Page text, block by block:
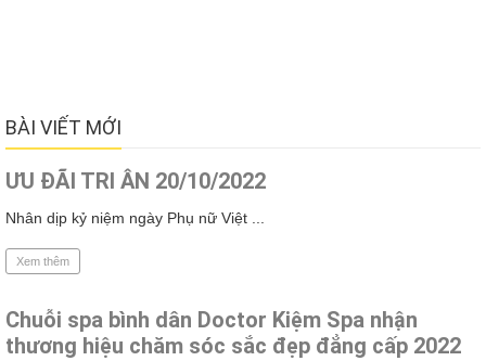
BÀI VIẾT MỚI
ƯU ĐÃI TRI ÂN 20/10/2022
Nhân dịp kỷ niệm ngày Phụ nữ Việt ...
Xem thêm
Chuỗi spa bình dân Doctor Kiệm Spa nhận
thương hiệu chăm sóc sắc đẹp đẳng cấp 2022